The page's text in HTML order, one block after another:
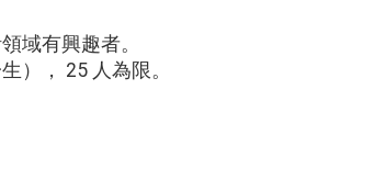
域有興趣者。
）， 25 人為限。